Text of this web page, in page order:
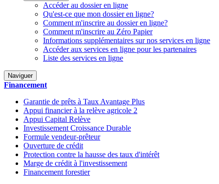
Accéder au dossier en ligne
Qu'est-ce que mon dossier en ligne?
Comment m'inscrire au dossier en ligne?
Comment m'inscrire au Zéro Papier
Informations supplémentaires sur nos services en ligne
Accéder aux services en ligne pour les partenaires
Liste des services en ligne
Naviguer
Financement
Garantie de prêts à Taux Avantage Plus
Appui financier à la relève agricole 2
Appui Capital Relève
Investissement Croissance Durable
Formule vendeur-prêteur
Ouverture de crédit
Protection contre la hausse des taux d'intérêt
Marge de crédit à l'investissement
Financement forestier